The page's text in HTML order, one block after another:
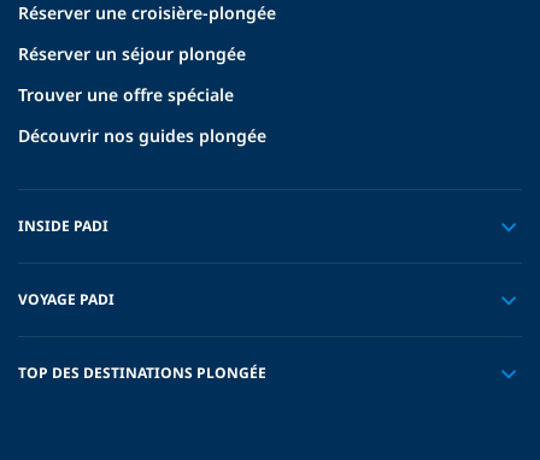
Réserver une croisière-plongée
Réserver un séjour plongée
Trouver une offre spéciale
Découvrir nos guides plongée
INSIDE PADI
VOYAGE PADI
TOP DES DESTINATIONS PLONGÉE